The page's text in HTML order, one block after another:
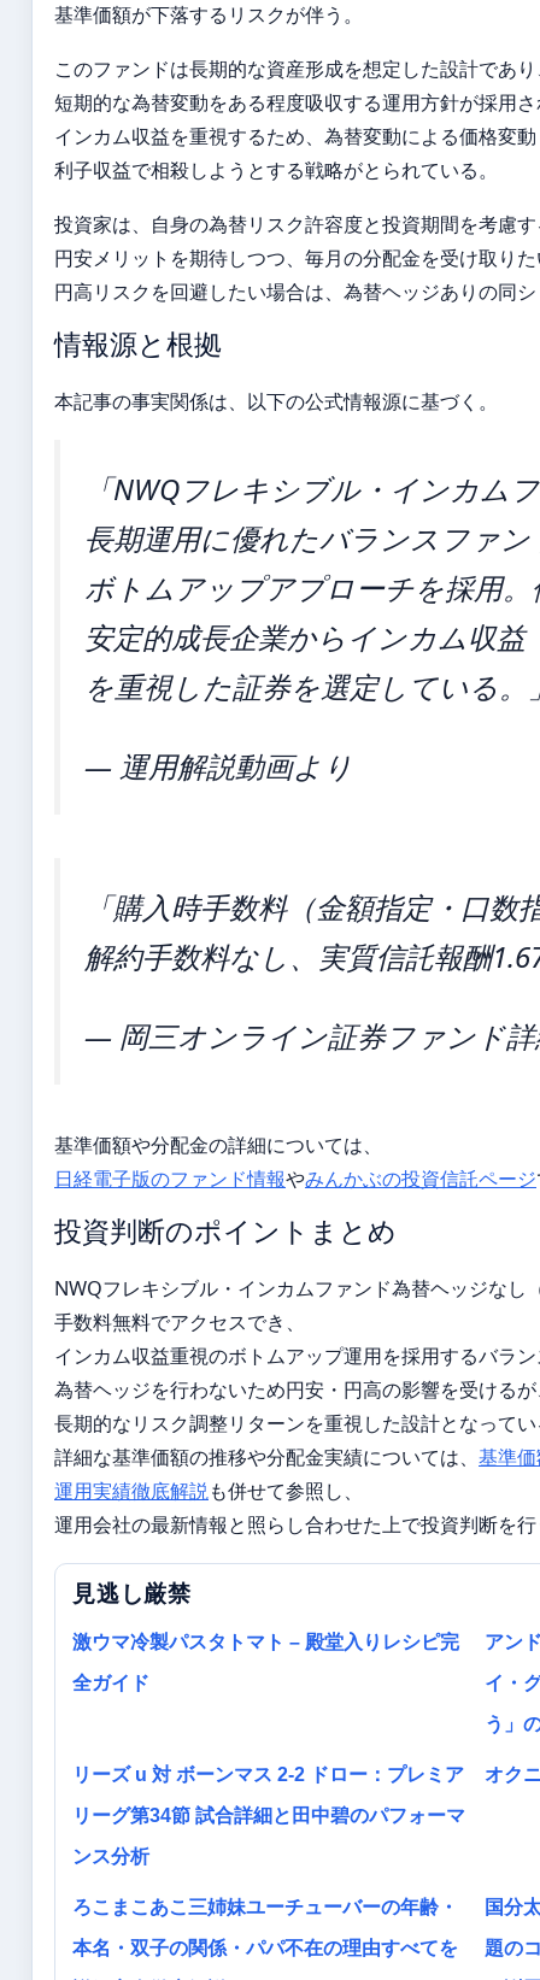
基準価額が下落するリスクが伴う。
このファンドは長期的な資産形成を想定した設計であ
短期的な為替変動をある程度吸収する運用方針が採用
インカム収益を重視するため、為替変動による価格変
利子収益で相殺しようとする戦略がとられている。
投資家は、自身の為替リスク許容度と投資期間を考慮
円安メリットを期待しつつ、毎月の分配金を受け取り
円高リスクを回避したい場合は、為替ヘッジありの同
情報源と根拠
本記事の事実関係は、以下の公式情報源に基づく。
「NWQフレキシブル・インカム
長期運用に優れたバランスファ
ボトムアップアプローチを採用
安定的成長企業からインカム収益
を重視した証券を選定している。
— 運用解説動画より
「購入時手数料（金額指定・口
解約手数料なし、実質信託報酬
— 岡三オンライン証券ファンド
基準価額や分配金の詳細については、
日経電子版のファンド情報やみんかぶの投資信託ページ
投資判断のポイントまとめ
NWQフレキシブル・インカムファンド為替ヘッジなし
手数料無料でアクセスでき、
インカム収益重視のボトムアップ運用を採用するバラ
為替ヘッジを行わないため円安・円高の影響を受ける
長期的なリスク調整リターンを重視した設計となって
詳細な基準価額の推移や分配金実績については、 基準
運用実績徹底解説も併せて参照し、
運用会社の最新情報と照らし合わせた上で投資判断を
見逃し厳禁
激ウマ冷製パスタトマト – 殿堂入りレシピ完
全ガイド
アン
イ・
う」
リーズ u 対 ボーンマス 2-2 ドロー：プレミア
リーグ第34節 試合詳細と田中碧のパフォーマ
ンス分析
オク
ろこまこあこ三姉妹ユーチューバーの年齢・
本名・双子の関係・パパ不在の理由すべてを
国分
題の